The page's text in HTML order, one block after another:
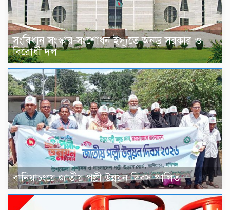
সংবিধান সংস্কার-সংশোধন ইস্যুতে অনড় সরকার ও
বিরোধী দল
বানিয়াচংয়ে জাতীয় পল্লী উন্নয়ন দিবস পালিত